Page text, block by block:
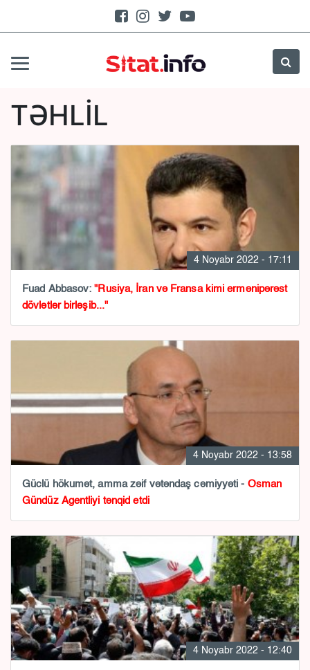
TƏHLİL
4 Noyabr 2022 - 17:11
Fuad Abbasov:"Rusiya, İran və Fransa kimi ermənipərəst
dövlətlər birləşib..."
4 Noyabr 2022 - 13:58
Güclü hökumət, amma zəif vətəndaş cəmiyyəti - Osman
Gündüz Agentliyi tənqid etdi
4 Noyabr 2022 - 12:40